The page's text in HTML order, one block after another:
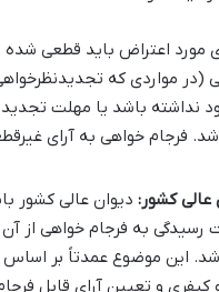
مورد اعتراض باید قطعی شده
(در مواردی که
نداشته باشد یا مهلت
فرجام خواهی به آرای
کشور: دیوان عالی کشور
رسیدگی به فرجام خواهی از
این موضوع عمدتاً بر
کیفری و تعیین آرای قابل